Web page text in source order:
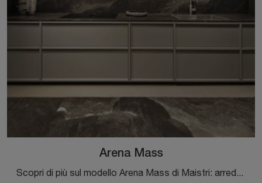
Arena Mass
Scopri di più sul modello Arena Mass di Maistri: arreda la cucina con la soluzione in laccato opaco che fa al caso tuo.